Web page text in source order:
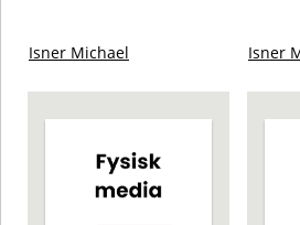
Isner Michael Isner